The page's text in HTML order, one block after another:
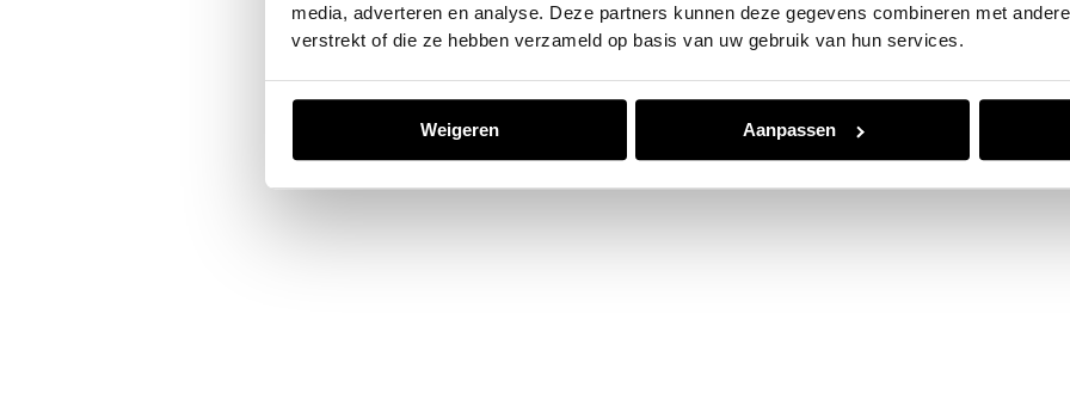
media, adverteren en analyse. Deze partners kunnen deze gegevens combineren met
verstrekt of die ze hebben verzameld op basis van uw gebruik van hun services.
Weigeren Aanpassen